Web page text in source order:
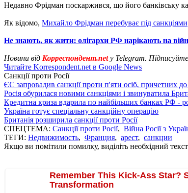
Недавно Фрідман поскаржився, що його банківську
Як відомо, Михайло Фрідман перебуває під санкціями
Не знають, як жити: олігархи РФ нарікають на
Новини від Корреспондент.netу Telegram.
Читайте Korrespondent.net в Google News
Санкції проти Росії
ЄС запровадив санкції проти п'яти осіб, причетних
Росія обурилася новими санкціями і звинуватила
Кредитна криза вдарила по найбільших банках РФ -
Україна готує спеціальну санкційну операцію
Британія розширила санкції проти Росії
СПЕЦТЕМА: Санкції проти Росії, Війна Росії з
ТЕГИ: Недвижимость, Франция, арест, санкции
Якщо ви помітили помилку, виділіть необхідний